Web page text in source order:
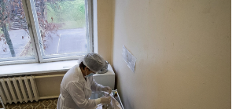
Бывший СССР
Силовые структуры
и техника Спорт